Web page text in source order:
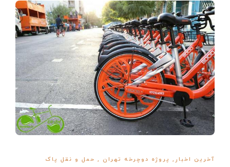
آخرین اخبار , پروژه دوچرخه تهران , حمل و نقل پاک